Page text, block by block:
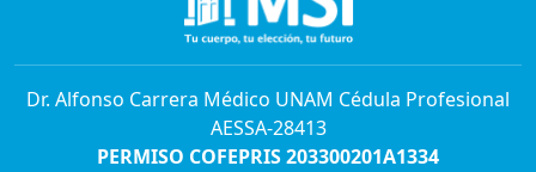
Dr. Alfonso Carrera Médico UNAM Cédula Profesional
AESSA-28413
PERMISO COFEPRIS 203300201A1334